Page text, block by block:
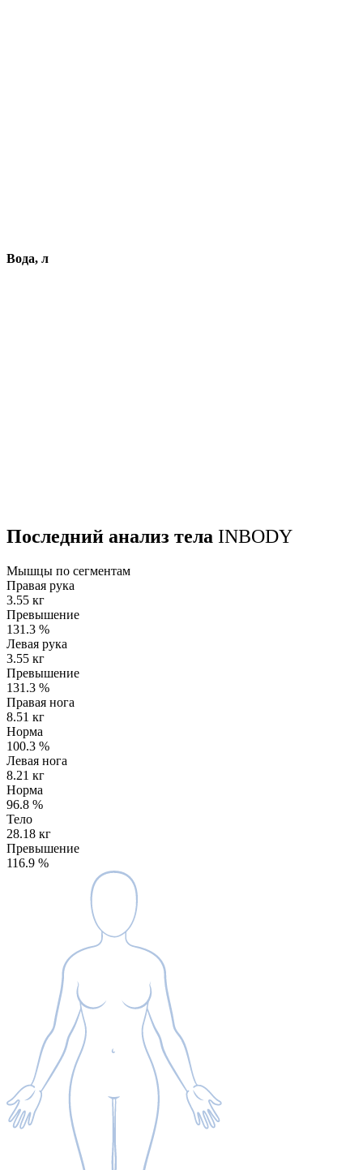
Вода, л
Последний анализ тела INBODY
Мышцы по сегментам
Правая рука
3.55 кг
Превышение
131.3 %
Левая рука
3.55 кг
Превышение
131.3 %
Правая нога
8.51 кг
Норма
100.3 %
Левая нога
8.21 кг
Норма
96.8 %
Тело
28.18 кг
Превышение
116.9 %